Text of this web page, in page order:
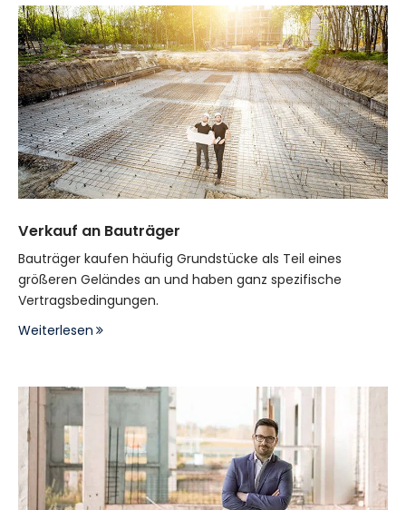
Verkauf an Bauträger
Bauträger kaufen häufig Grundstücke als Teil eines
größeren Geländes an und haben ganz spezifische
Vertragsbedingungen.
Weiterlesen